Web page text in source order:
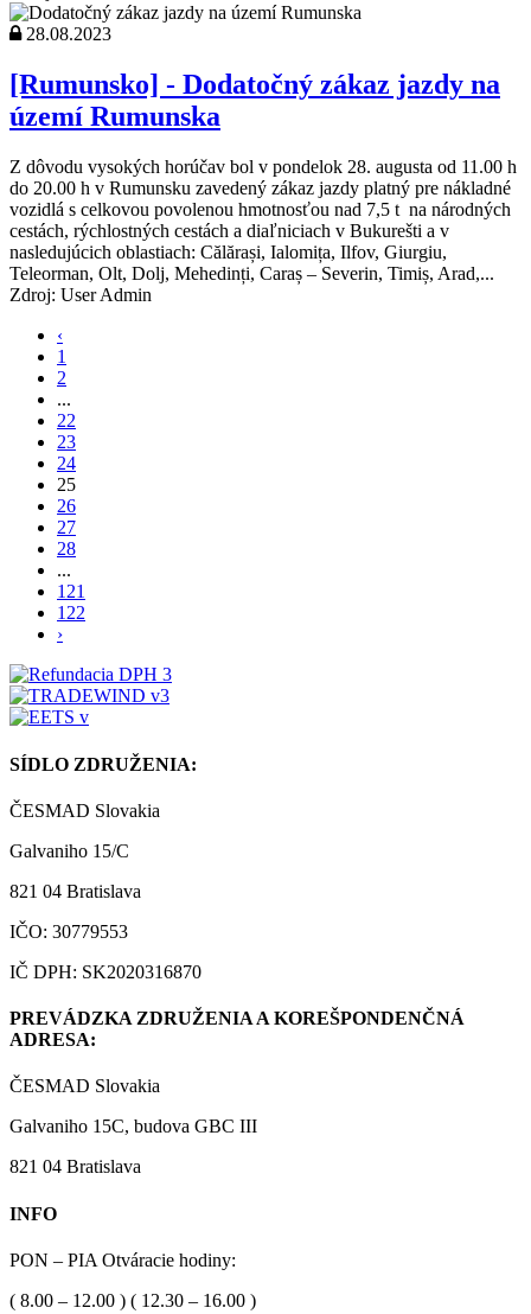
28.08.2023
[Rumunsko] - Dodatočný zákaz jazdy na
území Rumunska
Z dôvodu vysokých horúčav bol v pondelok 28. augusta od 11.00 h
do 20.00 h v Rumunsku zavedený zákaz jazdy platný pre nákladné
vozidlá s celkovou povolenou hmotnosťou nad 7,5 t na národných
cestách, rýchlostných cestách a diaľniciach v Bukurešti a v
nasledujúcich oblastiach: Călărași, Ialomița, Ilfov, Giurgiu,
Teleorman, Olt, Dolj, Mehedinți, Caraș – Severin, Timiș, Arad,...
Zdroj: User Admin
‹
1
2
...
22
23
24
25
26
27
28
...
121
122
›
SÍDLO ZDRUŽENIA:
ČESMAD Slovakia
Galvaniho 15/C
821 04 Bratislava
IČO: 30779553
IČ DPH: SK2020316870
PREVÁDZKA ZDRUŽENIA A KOREŠPONDENČNÁ
ADRESA:
ČESMAD Slovakia
Galvaniho 15C, budova GBC III
821 04 Bratislava
INFO
PON – PIA Otváracie hodiny:
( 8.00 – 12.00 ) ( 12.30 – 16.00 )